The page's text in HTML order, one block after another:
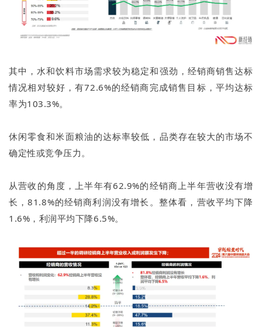
其中，水和饮料市场需求较为稳定和强劲，经销商销售达标
情况相对较好，有72.6%的经销商完成销售目标，平均达标
率为103.3%。
休闲零食和米面粮油的达标率较低，品类存在较大的市场不
确定性或竞争压力。
从营收的角度，上半年有62.9%的经销商上半年营收没有增
长，81.8%的经销商利润没有增长。整体看，营收平均下降
1.6%，利润平均下降6.5%。